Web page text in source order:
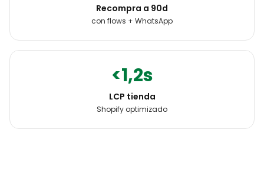
Recompra a 90d
con flows + WhatsApp
<1,2s
LCP tienda
Shopify optimizado